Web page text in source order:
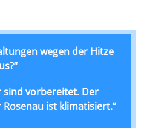
wegen der Hitze
sind vorbereitet. Der
ist klimatisiert.“